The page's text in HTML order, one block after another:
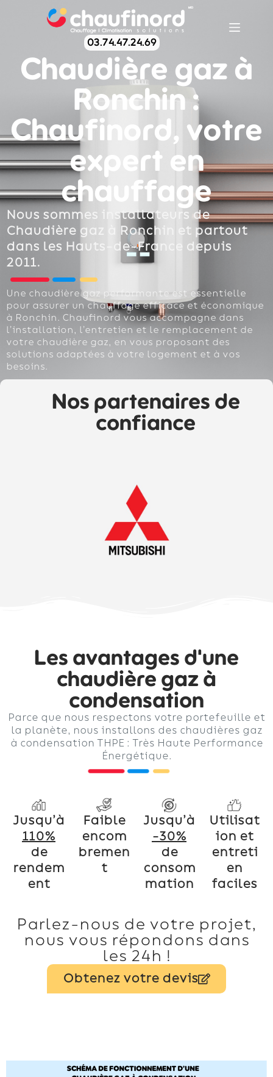
03.74.47.24.69
Chaudière gaz à
Ronchin :
Chaufinord, votre
expert en
chauffage
Nous sommes installateurs de
Chaudière gaz à Ronchin et partout
dans les Hauts-de-France depuis
2011.
Une chaudière gaz performante est essentielle
pour assurer un chauffage efficace et économique
à Ronchin. Chaufinord vous accompagne dans
l’installation, l’entretien et le remplacement de
votre chaudière gaz, en vous proposant des
solutions adaptées à votre logement et à vos
besoins.
Nos partenaires de
confiance
Les avantages d'une
chaudière gaz à
condensation
Parce que nous respectons votre portefeuille et
la planète, nous installons des chaudières gaz
à condensation THPE : Très Haute Performance
Énergétique.
Jusqu’à
110%
de
rendem
ent
Faible
encom
bremen
t
Jusqu’à
-30%
de
consom
mation
Utilisat
ion et
entreti
en
faciles
Parlez-nous de votre projet,
nous vous répondons dans
les 24h !
Obtenez votre devis